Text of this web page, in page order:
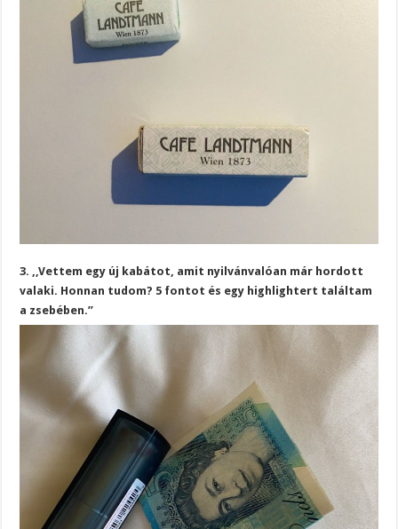
3. ,,Vettem egy új kabátot, amit nyilvánvalóan már hordott
valaki. Honnan tudom? 5 fontot és egy highlightert találtam
a zsebében.”